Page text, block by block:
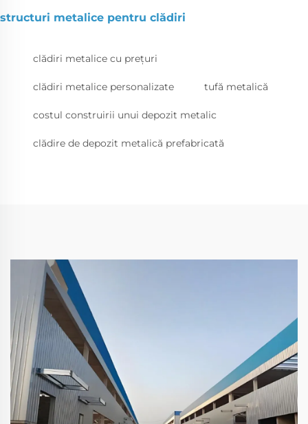
structuri metalice pentru clădiri
clădiri metalice cu prețuri
clădiri metalice personalizate tufă metalică
costul construirii unui depozit metalic
clădire de depozit metalică prefabricată